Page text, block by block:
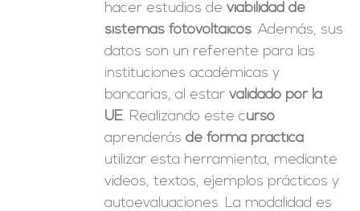
hacer estudios deviabilidad de
sistemas fotovoltaicos. Además, sus
datos son un referente para las
instituciones académicas y
bancarias, al estarvalidado por la
UE. Realizando este curso
aprenderásde forma práctica
utilizar esta herramienta, mediante
videos, textos, ejemplos prácticos y
autoevaluaciones. La modalidad es